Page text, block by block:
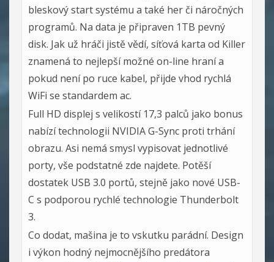
bleskový start systému a také her či náročných
programů. Na data je připraven 1TB pevný
disk. Jak už hráči jistě vědí, síťová karta od Killer
znamená to nejlepší možné on-line hraní a
pokud není po ruce kabel, přijde vhod rychlá
WiFi se standardem ac.
Full HD displej s velikostí 17,3 palců jako bonus
nabízí technologii NVIDIA G-Sync proti trhání
obrazu. Asi nemá smysl vypisovat jednotlivé
porty, vše podstatné zde najdete. Potěší
dostatek USB 3.0 portů, stejně jako nové USB-
C s podporou rychlé technologie Thunderbolt
3.
Co dodat, mašina je to vskutku parádní. Design
i výkon hodný nejmocnějšího predátora